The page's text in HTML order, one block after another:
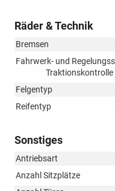
Räder & Technik
Bremsen
Fahrwerk- und
Traktionskontrolle
Felgentyp
Reifentyp
Sonstiges
Antriebsart
Anzahl Sitzplätze